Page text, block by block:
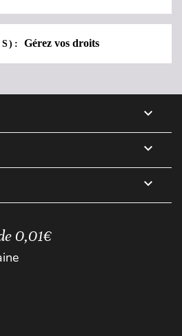
Gérez vos droits



0,01€